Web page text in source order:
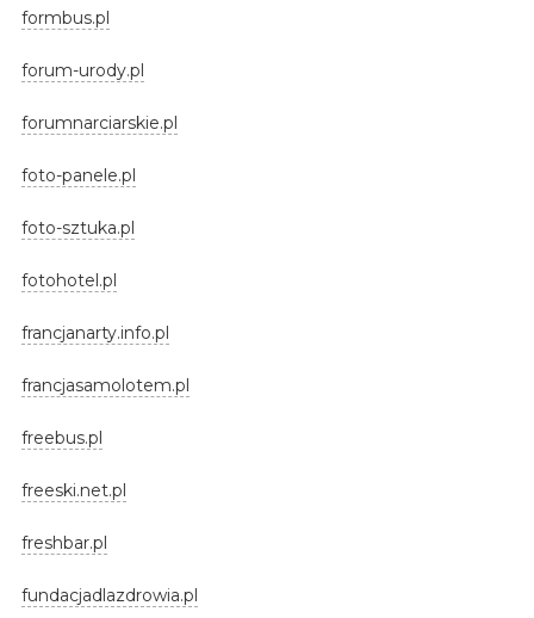
formbus.pl
forum-urody.pl
forumnarciarskie.pl
foto-panele.pl
foto-sztuka.pl
fotohotel.pl
francjanarty.info.pl
francjasamolotem.pl
freebus.pl
freeski.net.pl
freshbar.pl
fundacjadlazdrowia.pl